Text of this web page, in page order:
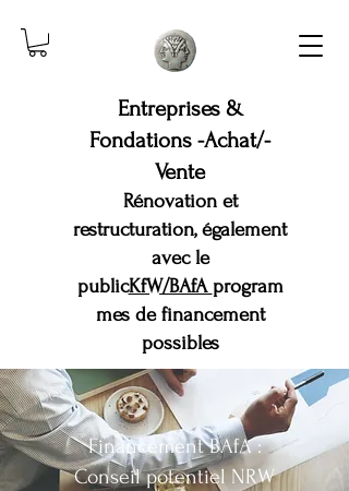
Entreprises &
Fondations -Achat/-
Vente
Rénovation et
restructuration, également
avec le
publicKfW/BAfAprogram
mes de financement
possibles
Financement BAfA :
Conseil potentiel NRW